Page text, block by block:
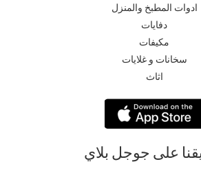
ادوات المطبخ والمنزل
دفايات
مكيفات
سخانات و غلايات
اثاث
على جوجل بلاي